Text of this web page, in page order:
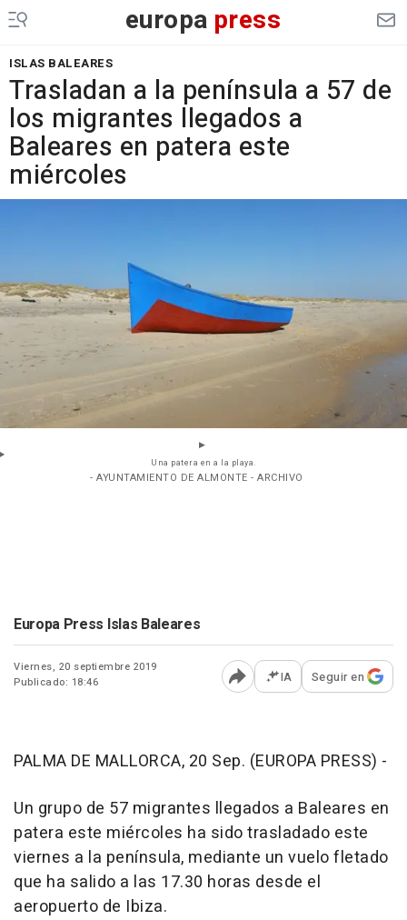
europa press
ISLAS BALEARES
Trasladan a la península a 57 de
los migrantes llegados a
Baleares en patera este
miércoles
Una patera en a la playa.
- AYUNTAMIENTO DE ALMONTE - ARCHIVO
Europa Press Islas Baleares
Viernes, 20 septiembre 2019
Publicado: 18:46
Abrir opciones para
IA Seguir en
PALMA DE MALLORCA, 20 Sep. (EUROPA PRESS) -
Un grupo de 57 migrantes llegados a Baleares en
patera este miércoles ha sido trasladado este
viernes a la península, mediante un vuelo fletado
que ha salido a las 17.30 horas desde el
aeropuerto de Ibiza.